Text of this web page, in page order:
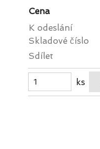
Cena
K odeslání
Skladové číslo
Sdílet
ks